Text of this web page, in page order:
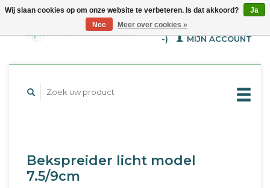
WINKELWAGEN (€--,-
-)
MIJN ACCOUNT
Bekspreider licht model
7.5/9cm
Wij slaan cookies op om onze website te verbeteren. Is dat akkoord?
Ja
Nee
Meer over cookies »